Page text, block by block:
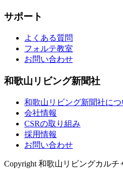
サポート
よくある質問
フォルテ教室
お問い合わせ
和歌山リビング新聞社
和歌山リビング新聞社につ
会社情報
CSRの取り組み
採用情報
お問い合わせ
Copyright 和歌山リビングカルチ